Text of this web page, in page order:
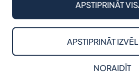
Jūnijs
NORAIDĪT
APSTIPRINĀT
APSTIPRINĀT